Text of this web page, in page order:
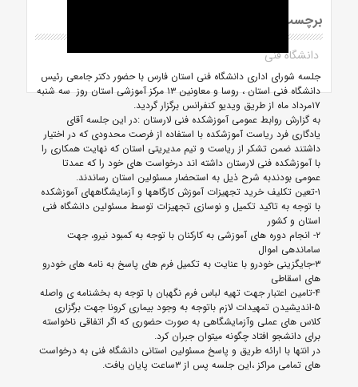
جلسه شورای اداری دانشگاه فنی استان فارس با حضور دکتر جامعی رئیس
دانشگاه فنی استان ، روسا و معاونین ۱۳ مرکز آموزشی استان روز سه شنبه
۱۷مرداد ماه از طریق ویدیو کنفرانس برگزار گردید.
به گزارش روابط عمومی آموزشکده فنی لارستان :در این جلسه آقای
یادگاری فرد ریاست آموزشکده با استفاده از فرصت محدودی که در اختیار
داشتند ضمن تشکر از ریاست و تیم مدیریتی استان که نهایت همکاری را
با آموزشکده فنی لارستان داشته اند درخواست های خود را که عمدتا
عمومی بودندبه شرح ذیل به استحضار مسئولین استان رساندند.
۱-تعین تکلیف خرید تجهیزات آموزش کارگاهها و آزمایشگاههای آموزشکده
با توجه به تاکید تکمیل و نوسازی تجهیزات توسط مسئولین دانشگاه فنی
استان و کشور
۲- انجام دوره های آموزشی به کارکنان با توجه به کمبود نیرو، جهت
ساماندهی اموال
۳-جایگزینی خودرو با عنایت به تکمیل فرم های پاسخ به نامه های خودرو
های اسقاطی
۴-تامین اعتبار جهت تهیه لباس فرم نگهبان با توجه به بخشنامه ی واصله
۵-اندیشیدن تمهیدات لازم باتوجه به وجود بیماری کرونا جهت برگزاری
کلاس های عملی وآزمایشگاهی به صورت حضوری که اگر اتفاقی ناخواسته
برای دانشجو افتاد چگونه میتوان جبران کرد.
در انتها با ارائه طریق و پاسخ مسئولین استانی دانشگاه فنی به درخواست
های تمامی مراکز ،این جلسه پس از ۳ساعت پایان یافت.
برچسب ها
دانشگاه فنی